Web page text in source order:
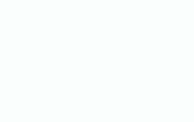
fastsættes i forhold til
øvrige ansatte.
for stillingens indhold